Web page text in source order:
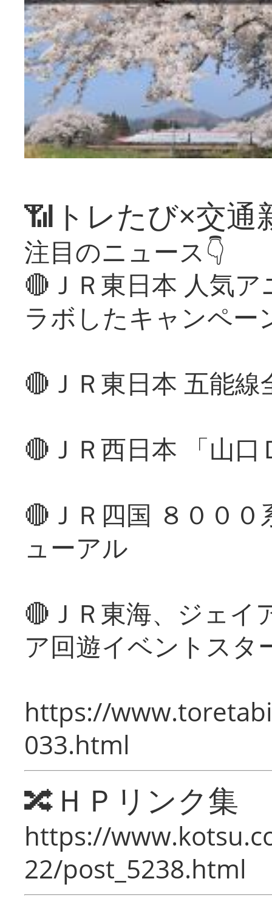
📶トレたび×交通
注目のニュース👇
🔴ＪＲ東日本 人気
ラボしたキャンペー
🔴ＪＲ東日本 五能
🔴ＪＲ西日本 「山
🔴ＪＲ四国 ８００
ューアル
🔴ＪＲ東海、ジェイ
ア回遊イベントスタ
https://
033.html
🔀ＨＰリンク集
https://
22/post_5238.html